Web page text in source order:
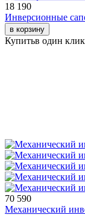
18 190
Инверсионные
в корзину
Купитьв один клик
70 590
Механический